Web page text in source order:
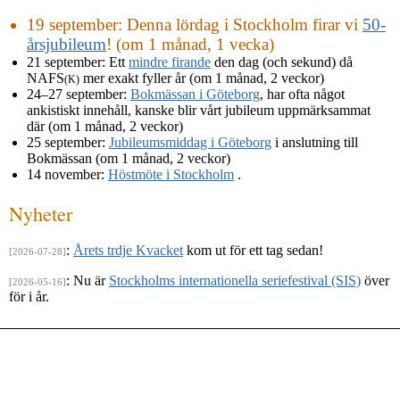
19 september: Denna lördag i Stockholm firar vi 50-
årsjubileum! (om 1 månad, 1 vecka)
21 september: Ett mindre firande den dag (och sekund) då
NAFS(K) mer exakt fyller år (om 1 månad, 2 veckor)
24–27 september: Bokmässan i Göteborg, har ofta något
ankistiskt innehåll, kanske blir vårt jubileum uppmärksammat
där (om 1 månad, 2 veckor)
25 september: Jubileumsmiddag i Göteborg i anslutning till
Bokmässan (om 1 månad, 2 veckor)
14 november: Höstmöte i Stockholm .
Nyheter
[2026-07-28] : Årets trdje Kvacket kom ut för ett tag sedan!
[2026-05-16] : Nu är Stockholms internationella seriefestival (SIS) över
för i år.